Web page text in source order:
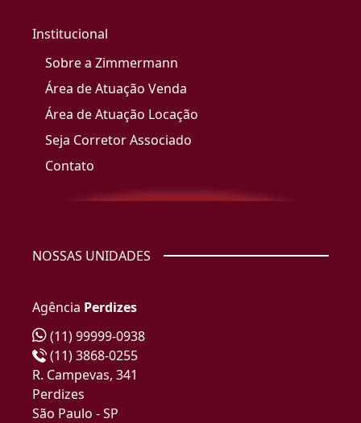
Institucional
Sobre a Zimmermann
Área de Atuação Venda
Área de Atuação Locação
Seja Corretor Associado
Contato
NOSSAS UNIDADES
Agência Perdizes
(11) 99999-0938
(11) 3868-0255
R. Campevas, 341
Perdizes
São Paulo - SP